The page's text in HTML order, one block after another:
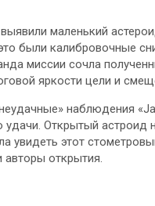
маленький
были калибровочные
миссии сочла
яркости цели и
наблюдения
удачи. Открытый астроид
увидеть этот
авторы открытия.